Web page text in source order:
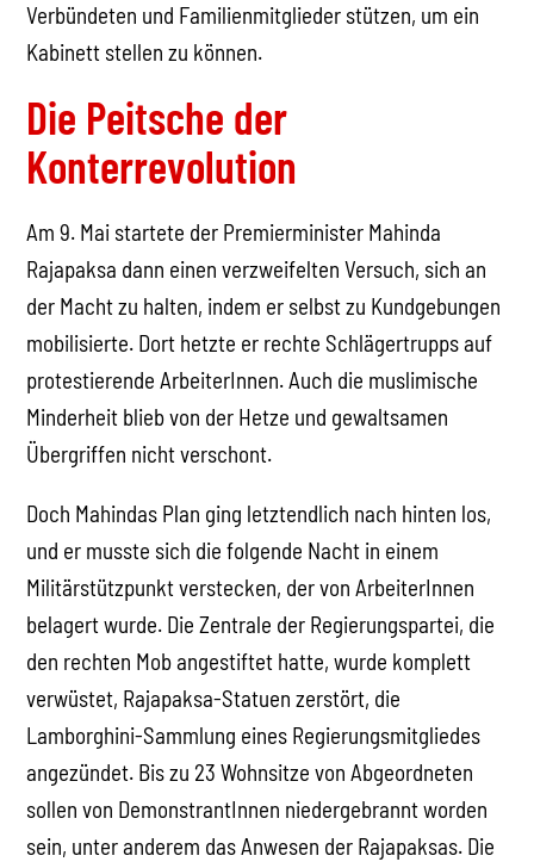
Verbündeten und Familienmitglieder stützen, um ein
Kabinett stellen zu können.
Die Peitsche der
Konterrevolution
Am 9. Mai startete der Premierminister Mahinda
Rajapaksa dann einen verzweifelten Versuch, sich an
der Macht zu halten, indem er selbst zu Kundgebungen
mobilisierte. Dort hetzte er rechte Schlägertrupps auf
protestierende ArbeiterInnen. Auch die muslimische
Minderheit blieb von der Hetze und gewaltsamen
Übergriffen nicht verschont.
Doch Mahindas Plan ging letztendlich nach hinten los,
und er musste sich die folgende Nacht in einem
Militärstützpunkt verstecken, der von ArbeiterInnen
belagert wurde. Die Zentrale der Regierungspartei, die
den rechten Mob angestiftet hatte, wurde komplett
verwüstet, Rajapaksa-Statuen zerstört, die
Lamborghini-Sammlung eines Regierungsmitgliedes
angezündet. Bis zu 23 Wohnsitze von Abgeordneten
sollen von DemonstrantInnen niedergebrannt worden
sein, unter anderem das Anwesen der Rajapaksas. Die